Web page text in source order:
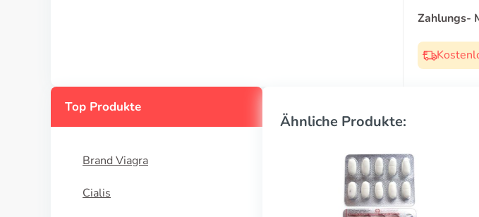
Zahlungs-
Top Produkte
Brand Viagra
Cialis
Ähnliche Produkte: